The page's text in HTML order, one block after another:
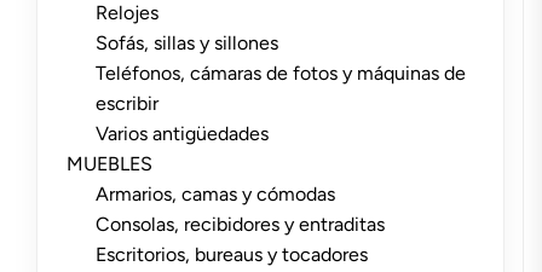
Relojes
Sofás, sillas y sillones
Teléfonos, cámaras de fotos y máquinas de
escribir
Varios antigüedades
MUEBLES
Armarios, camas y cómodas
Consolas, recibidores y entraditas
Escritorios, bureaus y tocadores